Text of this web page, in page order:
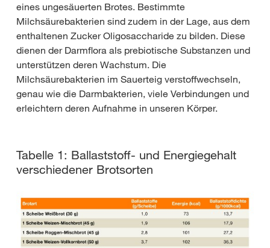
eines ungesäuerten Brotes. Bestimmte
Milchsäurebakterien sind zudem in der Lage, aus dem
enthaltenen Zucker Oligosaccharide zu bilden. Diese
dienen der Darmflora als prebiotische Substanzen und
unterstützen deren Wachstum. Die
Milchsäurebakterien im Sauerteig verstoffwechseln,
genau wie die Darmbakterien, viele Verbindungen und
erleichtern deren Aufnahme in unseren Körper.
Tabelle 1: Ballaststoff- und Energiegehalt
verschiedener Brotsorten